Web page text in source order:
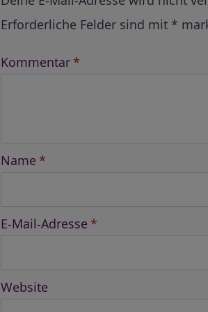
Erforderliche Felder sind mit *
Kommentar *
Name *
E-Mail-Adresse *
Website